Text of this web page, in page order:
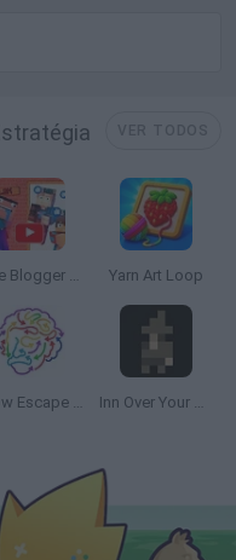
Mine Blogger Simulator 3D Yarn Art Loop
Arrow Escape Master Inn Over Your Head